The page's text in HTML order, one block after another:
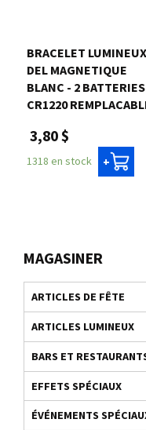
MAGASINER
ARTICLES DE FÊTE
ARTICLES LUMINEUX
BARS ET
EFFETS SPÉCIAUX
ÉVÉNEMENTS
BRACELET LUMINEUX
DEL MAGNETIQUE
BLANC - 2 BATTERIES
CR1220
3,80 $
1318 en stock +